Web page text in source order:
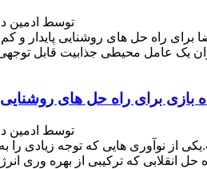
توسط ادمین در
برای راه حل های روشنایی پایدار
بازی برای راه حل های روشنایی
توسط ادمین در
از نوآوری هایی که توجه زیادی را